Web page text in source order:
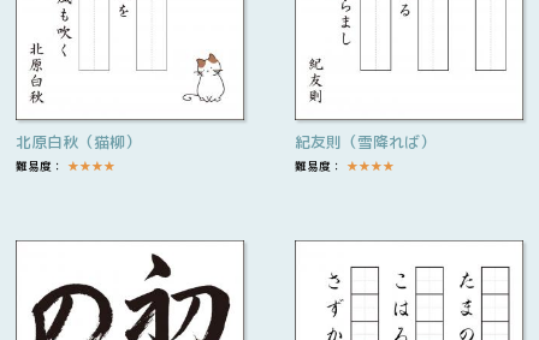
北原白秋（猫柳）
難易度： ★★★★
紀友則（雪降れば）
難易度： ★★★★